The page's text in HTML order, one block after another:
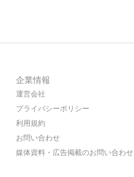
企業情報
運営会社
プライバシーポリシー
利用規約
お問い合わせ
媒体資料・広告掲載のお問い合わせ